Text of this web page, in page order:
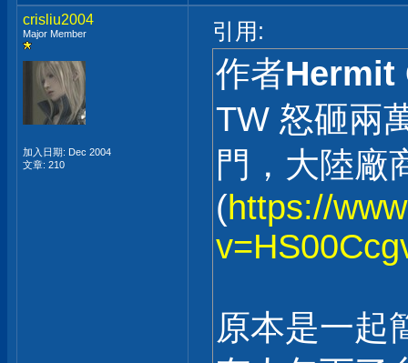
crisliu2004
Major Member
加入日期: Dec 2004
文章: 210
引用:
作者Hermit
TW 怒砸兩
門，大陸廠
(https://
原本是一起